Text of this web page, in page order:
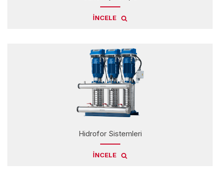
İNCELE
Hidrofor Sistemleri
İNCELE